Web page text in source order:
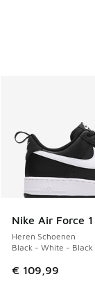
Nike Air Force
Heren Schoenen
Black - White - Black
€ 109,99